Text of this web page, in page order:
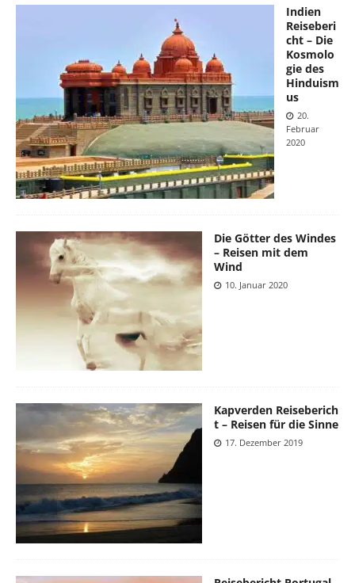
Indien
Reiseberi
cht – Die
Kosmolo
gie des
Hinduism
us
20.
Februar
2020
Die Götter des Windes
– Reisen mit dem
Wind
10. Januar 2020
Kapverden Reiseberich
t – Reisen für die Sinne
17. Dezember 2019